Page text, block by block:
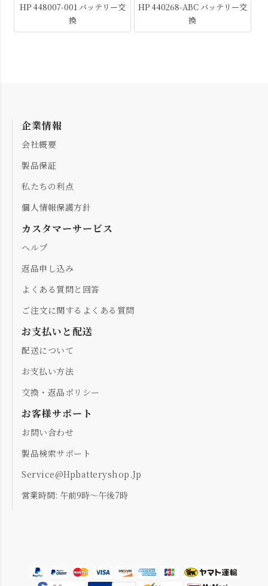
HP 448007-001 バッテリー交
換
HP 440268-ABC バッテリー交
換
企業情報
会社概要
製品保証
私たちの利点
個人情報保護方針
カスタマーサービス
ヘルプ
返品申し込み
よくある質問と回答
ご注文に関するよくある質問
お支払いと配送
配送について
お支払い方法
交換・返品ポリシー
お客様サポート
お問い合わせ
製品検索サポート
Service@hpbatteryshop.jp
営業時間: 午前9時～午後7時